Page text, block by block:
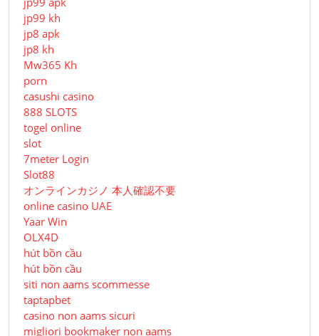
jp99 kh
jp8 apk
jp8 kh
Mw365 Kh
porn
casushi casino
888 SLOTS
togel online
slot
7meter Login
Slot88
オンラインカジノ 本人確認不要
online casino UAE
Yaar Win
OLX4D
hút bồn cầu
hút bồn cầu
siti non aams scommesse
taptapbet
casino non aams sicuri
migliori bookmaker non aams